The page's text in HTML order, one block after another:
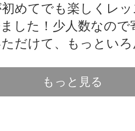
めてでも楽しくレ
した！少人数なので
だけて、もっとい
もっと見る